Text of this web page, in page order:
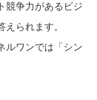
競争力があるビジ
られます。
ルワンでは「シン